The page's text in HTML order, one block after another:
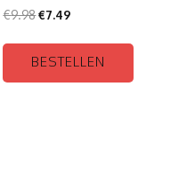
€9.98€7.49
BESTELLEN